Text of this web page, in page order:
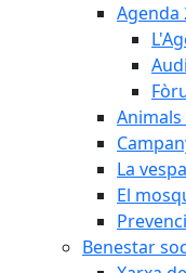
Agenda
La
El
Benestar